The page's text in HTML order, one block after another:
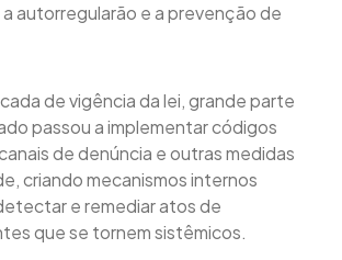
autorregularão e a prevenção de
de vigência da lei, grande parte
passou a implementar códigos
de denúncia e outras medidas
criando mecanismos internos
e remediar atos de
que se tornem sistêmicos.